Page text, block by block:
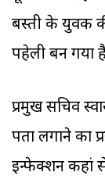
बस्ती के युवक
पहेली बन गया
प्रमुख सचिव
पता लगाने का
इन्फेक्शन कहां